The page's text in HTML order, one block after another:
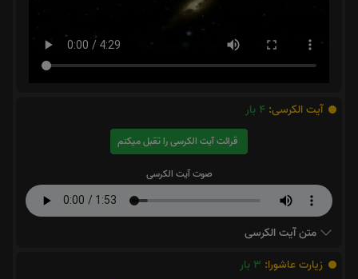
آیت الکرسی: 4 بار
قرائت آیت الکرسی را تقبل میکنم
صوت آیت الکرسی
متن آیت الکرسی
زیارت عاشورا: 3 بار